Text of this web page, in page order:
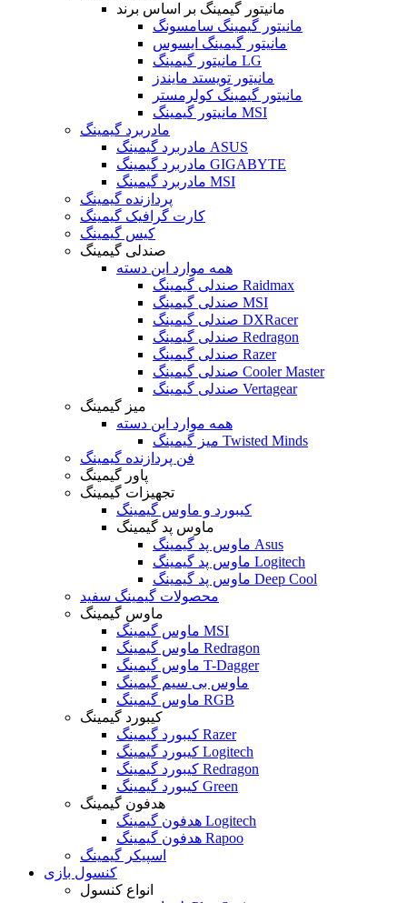
مانیتور گیمینگ بر اساس برند
مانیتور گیمینگ سامسونگ
مانیتور گیمینگ ایسوس
مانیتور گیمینگ LG
مانیتور تویستد مایندز
مانیتور گیمینگ کولرمستر
مانیتور گیمینگ MSI
مادربرد گیمینگ
مادربرد گیمینگ ASUS
مادربرد گیمینگ GIGABYTE
مادربرد گیمینگ MSI
پردازنده گیمینگ
کارت گرافیک گیمینگ
کیس گیمینگ
صندلی گیمینگ
همه موارد این دسته
صندلی گیمینگ Raidmax
صندلی گیمینگ MSI
صندلی گیمینگ DXRacer
صندلی گیمینگ Redragon
صندلی گیمینگ Razer
صندلی گیمینگ Cooler Master
صندلی گیمینگ Vertagear
میز گیمینگ
همه موارد این دسته
میز گیمینگ Twisted Minds
فن پردازنده گیمینگ
پاور گیمینگ
تجهیزات گیمینگ
کیبورد و ماوس گیمینگ
ماوس پد گیمینگ
ماوس پد گیمینگ Asus
ماوس پد گیمینگ Logitech
ماوس پد گیمینگ Deep Cool
محصولات گیمینگ سفید
ماوس گیمینگ
ماوس گیمینگ MSI
ماوس گیمینگ Redragon
ماوس گیمینگ T-Dagger
ماوس بی سیم گیمینگ
ماوس گیمینگ RGB
کیبورد گیمینگ
کیبورد گیمینگ Razer
کیبورد گیمینگ Logitech
کیبورد گیمینگ Redragon
کیبورد گیمینگ Green
هدفون گیمینگ
هدفون گیمینگ Logitech
هدفون گیمینگ Rapoo
اسپیکر گیمینگ
کنسول بازی
انواع کنسول